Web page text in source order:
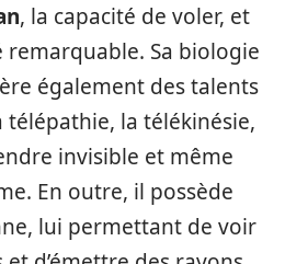
, la capacité de voler, et
Sa biologie
également des talents
télépathie, la télékinésie,
invisible et même
En outre, il possède
lui permettant de voir